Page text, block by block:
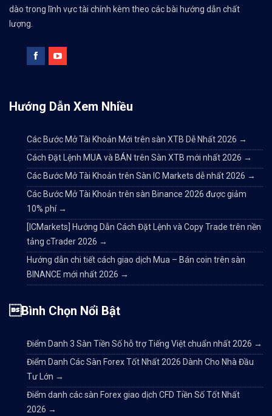
dào trong lĩnh vực tài chính kèm theo các bài hướng dẫn chất
lượng.
Hướng Dẫn Xem Nhiều
Các Bước Mở Tài Khoản Mới trên sàn XTB Dễ Nhất 2026 →
Cách Đặt Lệnh MUA và BÁN trên Sàn XTB mới nhất 2026 →
Các Bước Mở Tài Khoản trên Sàn IC Markets dễ nhất 2026 →
Các Bước Mở Tài Khoản trên sàn Binance 2026 được giảm
10% phí →
[ICMarkets] Hướng Dẫn Cách Đặt Lệnh và Copy Trade trên nền
tảng cTrader 2026 →
Hướng dẫn chi tiết cách giao dịch Mua – Bán coin trên sàn
BINANCE mới nhất 2026 →
Bình Chọn Nổi Bật
Điểm Danh 3 Sàn Tiền Số hỗ trợ Tiếng Việt chuẩn nhất 2026 →
Điểm Danh Các Sàn Forex Tốt Nhất 2026 Dành Cho Nhà Đầu
Tư Lớn →
Điểm danh các sàn Forex giao dịch CFD Tiền Số Tốt Nhất
2026 →